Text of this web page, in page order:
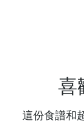
喜
這份食譜和